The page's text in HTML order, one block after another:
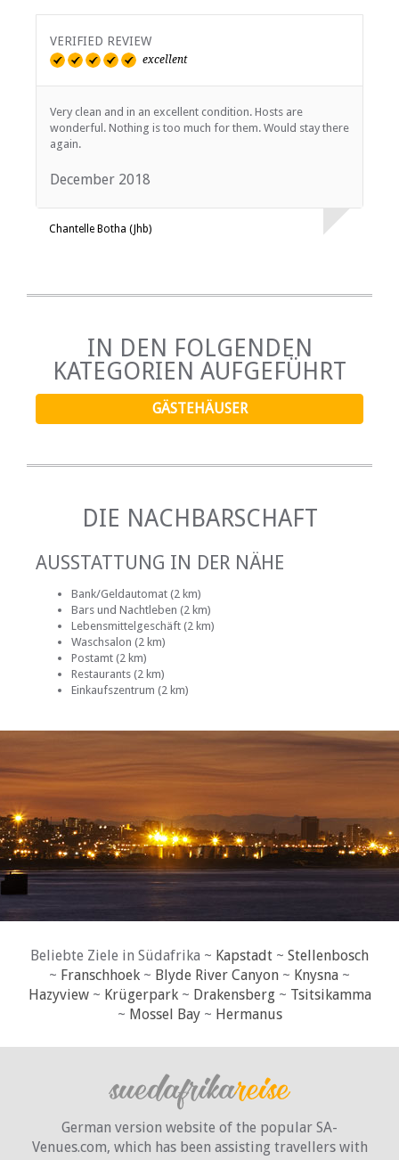
VERIFIED REVIEW
excellent
Very clean and in an excellent condition. Hosts are
wonderful. Nothing is too much for them. Would stay there
again.
December 2018
Chantelle Botha (Jhb)
IN DEN FOLGENDEN
KATEGORIEN AUFGEFÜHRT
GÄSTEHÄUSER
DIE NACHBARSCHAFT
AUSSTATTUNG IN DER NÄHE
Bank/Geldautomat (2 km)
Bars und Nachtleben (2 km)
Lebensmittelgeschäft (2 km)
Waschsalon (2 km)
Postamt (2 km)
Restaurants (2 km)
Einkaufszentrum (2 km)
Beliebte Ziele in Südafrika ~ Kapstadt ~ Stellenbosch
~ Franschhoek ~ Blyde River Canyon ~ Knysna ~
Hazyview~ Krügerpark~ Drakensberg~ Tsitsikamma
~ Mossel Bay~ Hermanus
German version website of the popular SA-
Venues.com, which has been assisting travellers with